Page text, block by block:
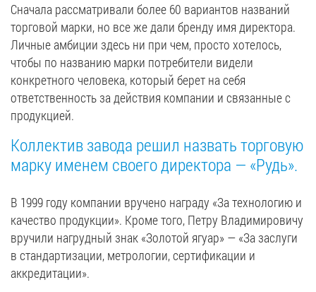
Сначала рассматривали более 60 вариантов названий
торговой марки, но все же дали бренду имя директора.
Личные амбиции здесь ни при чем, просто хотелось,
чтобы по названию марки потребители видели
конкретного человека, который берет на себя
ответственность за действия компании и связанные с
продукцией.
Коллектив завода решил назвать торговую
марку именем своего директора — «Рудь».
В 1999 году компании вручено награду «За технологию и
качество продукции». Кроме того, Петру Владимировичу
вручили нагрудный знак «Золотой ягуар» — «За заслуги
в стандартизации, метрологии, сертификации и
аккредитации».